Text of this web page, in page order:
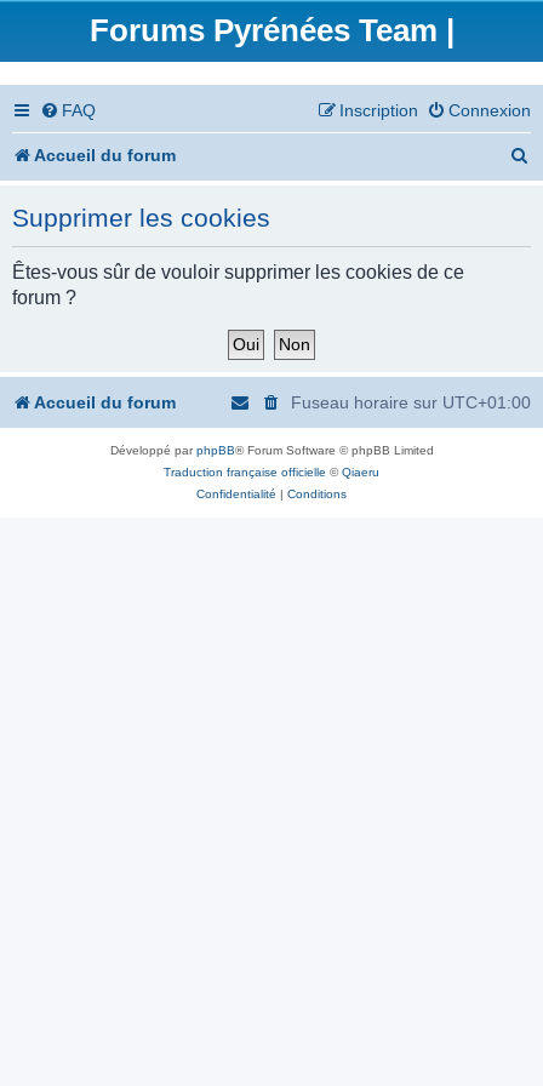
Forums Pyrénées Team |
FAQ Connexion
Inscription
Accueil du forum
c
Supprimer les cookies
Êtes-vous sûr de vouloir supprimer les cookies de ce
forum ?
Accueil du forum Fuseau horaire sur UTC+01:00
Développé parphpBB® Forum Software © phpBB Limited
Traduction française officielle ©Qiaeru
Confidentialité | Conditions